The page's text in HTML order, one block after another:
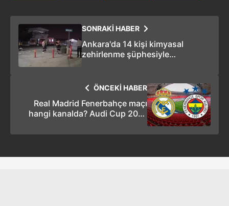
SONRAKİ HABER
Ankara'da 14 kişi kimyasal
zehirlenme şüphesiyle
ÖNCEKİ HABER
Real Madrid Fenerbahçe maçı
hangi kanalda? Audi Cup 2019
saat kaçta?